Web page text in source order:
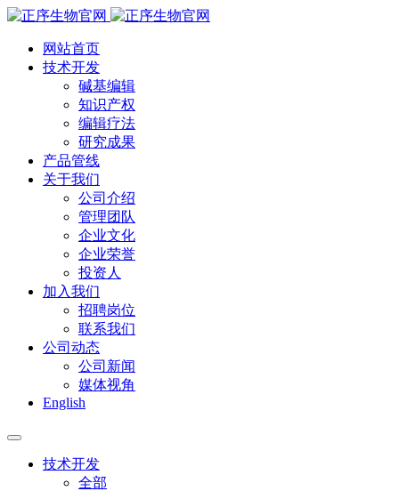
网站首页
技术开发
碱基编辑
知识产权
编辑疗法
研究成果
产品管线
关于我们
公司介绍
管理团队
企业文化
企业荣誉
投资人
加入我们
招聘岗位
联系我们
公司动态
公司新闻
媒体视角
English
技术开发
全部